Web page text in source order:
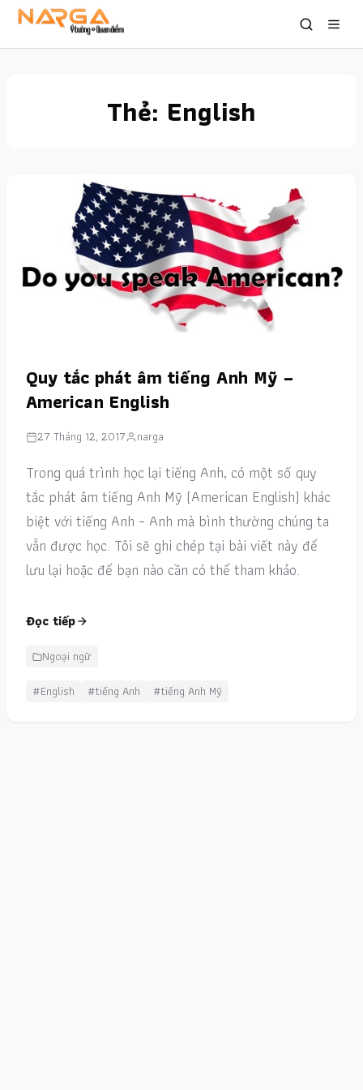
Thẻ: English
Quy tắc phát âm tiếng Anh Mỹ –
American English
27 Tháng 12, 2017 narga
Trong quá trình học lại tiếng Anh, có một số quy
tắc phát âm tiếng Anh Mỹ (American English) khác
biệt với tiếng Anh – Anh mà bình thường chúng ta
vẫn được học. Tôi sẽ ghi chép tại bài viết này để
lưu lại hoặc để bạn nào cần có thể tham khảo.
Đọc tiếp
Ngoại ngữ
#English
#tiếng Anh #tiếng Anh Mỹ